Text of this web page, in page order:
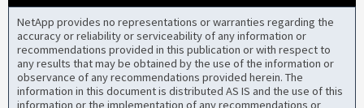
NetApp provides no representations or warranties regarding the
accuracy or reliability or serviceability of any information or
recommendations provided in this publication or with respect to
any results that may be obtained by the use of the information or
observance of any recommendations provided herein. The
information in this document is distributed AS IS and the use of this